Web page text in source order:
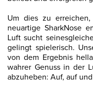
Um dies zu
neuartige SharkNose
Luft sucht
gelingt spielerisch.
von dem Ergebnis
wahrer Genuss in der
abzuheben: Auf, auf